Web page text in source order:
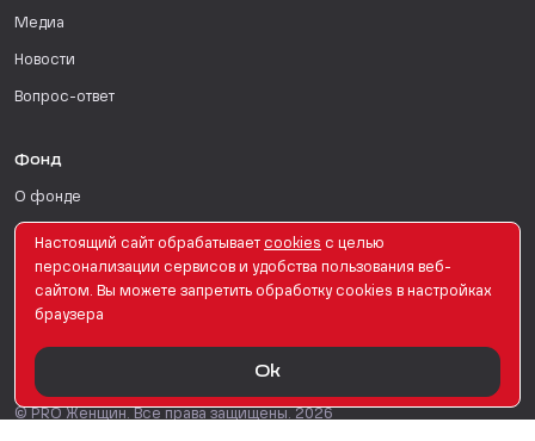
Медиа
Новости
Вопрос-ответ
Фонд
О фонде
Патроны
Поддержать
Для СМИ
© PRO Женщин. Все права защищены. 2026
Настоящий сайт обрабатывает сookies с целью
персонализации сервисов и удобства пользования веб-
сайтом. Вы можете запретить обработку сookies в настройках
браузера
Ok